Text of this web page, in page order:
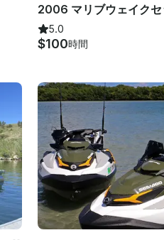
5.0
$100時間